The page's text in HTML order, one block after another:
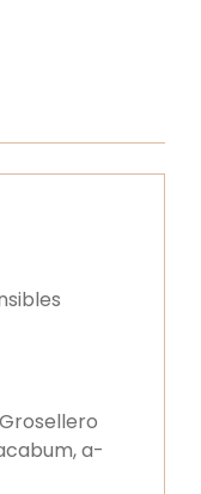
a-